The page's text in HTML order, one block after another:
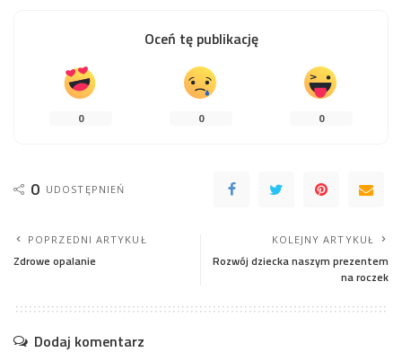
Oceń tę publikację
0 0 0
0 UDOSTĘPNIEŃ
POPRZEDNI ARTYKUŁ
Zdrowe opalanie
KOLEJNY ARTYKUŁ
Rozwój dziecka naszym prezentem
na roczek
Dodaj komentarz